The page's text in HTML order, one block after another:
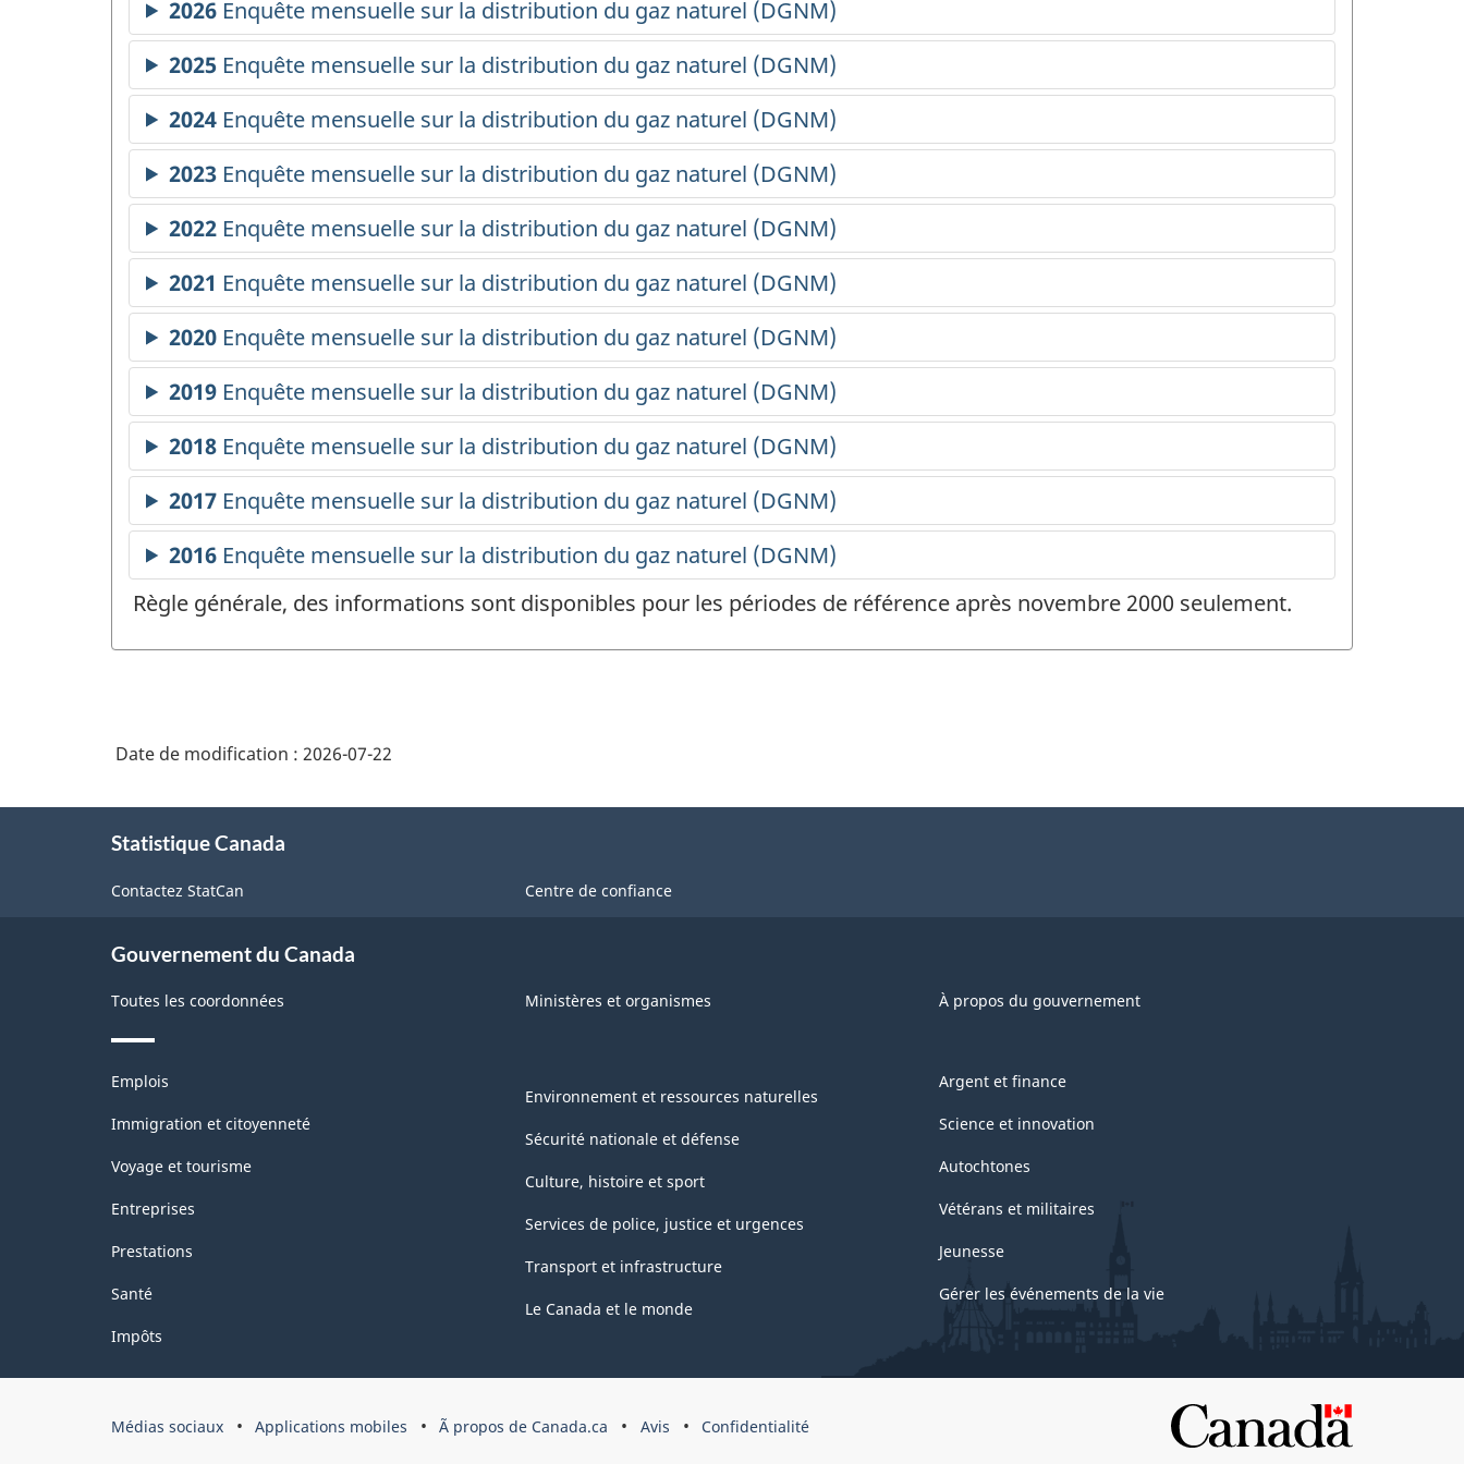
Règle générale, des informations sont disponibles pour les périodes de référence après novembre 2000 seulement.
Date de modification : 2026-07-22
Statistique Canada
Contactez StatCan Centre de confiance
Gouvernement du Canada
Toutes les coordonnées Ministères et organismes À propos du gouvernement
Thèmes
sujets
Emplois
Immigration et citoyenneté
Voyage et tourisme
Entreprises
Prestations
Santé
Impôts
Environnement et ressources naturelles
Sécurité nationale et défense
Culture, histoire et sport
Services de police, justice et urgences
Transport et infrastructure
Le Canada et le monde
Argent et finance
Science et innovation
Autochtones
Vétérans et militaires
Jeunesse
Gérer les événements de la vie
Organisation
Médias sociaux Applications mobiles Ã propos de Canada.ca Avis Confidentialité